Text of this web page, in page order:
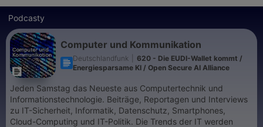
Podcasty
Computer und Kommunikation
Deutschlandfunk
620 - Die EUDI-Wallet kommt /
Energiesparsame KI / Open Secure AI Alliance
Jeden Samstag das Neueste aus Computertechnik und
Informationstechnologie. Beiträge, Reportagen und Interviews
zu IT-Sicherheit, Informatik, Datenschutz, Smartphones,
Cloud-Computing und IT-Politik. Die Trends der IT werden